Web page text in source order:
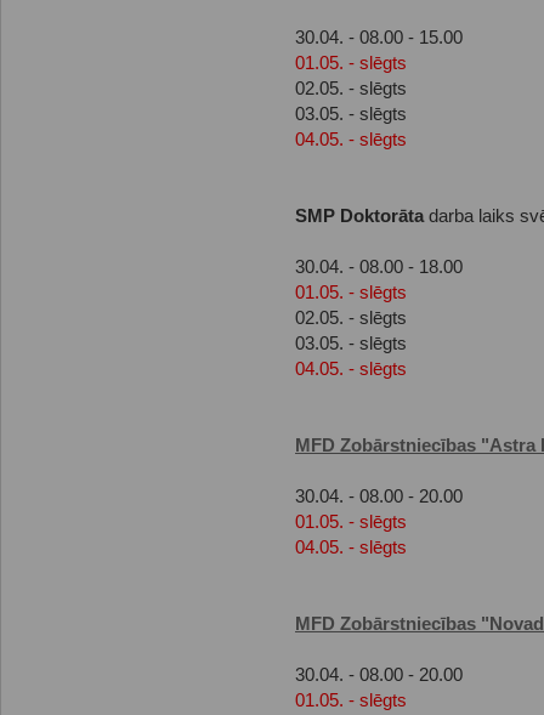
30.04. - 08.00 - 15.00
01.05. - slēgts
02.05. - slēgts
03.05. - slēgts
04.05. - slēgts
SMP Doktorāta darba laiks
30.04. - 08.00 - 18.00
01.05. - slēgts
02.05. - slēgts
03.05. - slēgts
04.05. - slēgts
MFD Zobārstniecības "Astra
30.04. - 08.00 - 20.00
01.05. - slēgts
04.05. - slēgts
MFD Zobārstniecības
30.04. - 08.00 - 20.00
01.05. - slēgts